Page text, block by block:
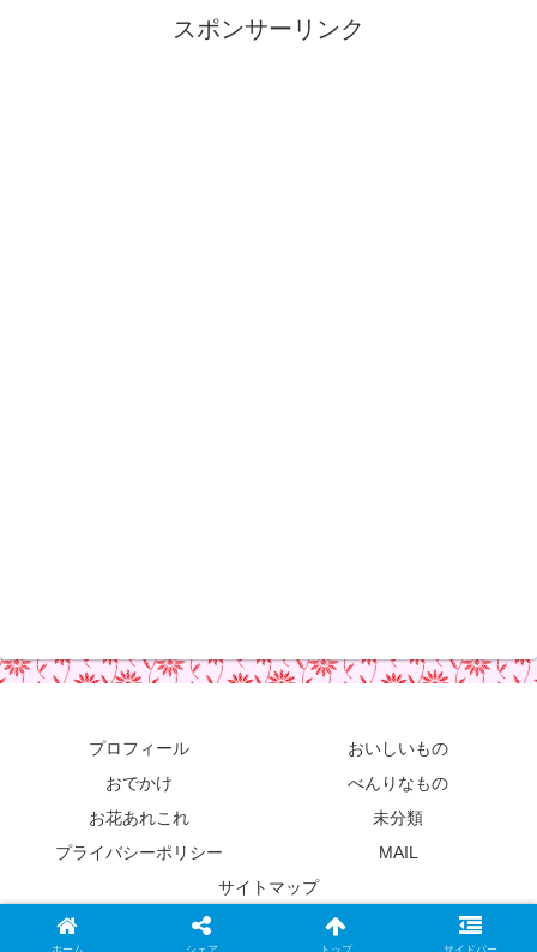
スポンサーリンク
プロフィール
おいしいもの
おでかけ
べんりなもの
お花あれこれ
未分類
プライバシーポリシー
MAIL
サイトマップ
© 2019 おいしいものそして時々お泊り.
ホーム シェア トップ サイドバー